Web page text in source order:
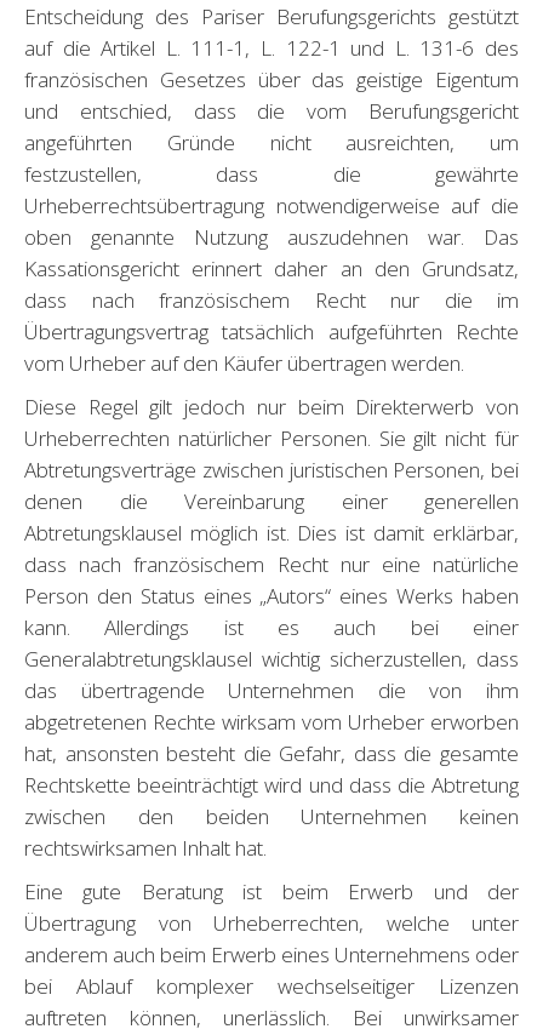
Entscheidung des Pariser Berufungsgerichts gestützt
auf die Artikel L. 111-1, L. 122-1 und L. 131-6 des
französischen Gesetzes über das geistige Eigentum
und entschied, dass die vom Berufungsgericht
angeführten Gründe nicht ausreichten, um
festzustellen, dass die gewährte
Urheberrechtsübertragung notwendigerweise auf die
oben genannte Nutzung auszudehnen war. Das
Kassationsgericht erinnert daher an den Grundsatz,
dass nach französischem Recht nur die im
Übertragungsvertrag tatsächlich aufgeführten Rechte
vom Urheber auf den Käufer übertragen werden.
Diese Regel gilt jedoch nur beim Direkterwerb von
Urheberrechten natürlicher Personen. Sie gilt nicht für
Abtretungsverträge zwischen juristischen Personen, bei
denen die Vereinbarung einer generellen
Abtretungsklausel möglich ist. Dies ist damit erklärbar,
dass nach französischem Recht nur eine natürliche
Person den Status eines „Autors“ eines Werks haben
kann. Allerdings ist es auch bei einer
Generalabtretungsklausel wichtig sicherzustellen, dass
das übertragende Unternehmen die von ihm
abgetretenen Rechte wirksam vom Urheber erworben
hat, ansonsten besteht die Gefahr, dass die gesamte
Rechtskette beeinträchtigt wird und dass die Abtretung
zwischen den beiden Unternehmen keinen
rechtswirksamen Inhalt hat.
Eine gute Beratung ist beim Erwerb und der
Übertragung von Urheberrechten, welche unter
anderem auch beim Erwerb eines Unternehmens oder
bei Ablauf komplexer wechselseitiger Lizenzen
auftreten können, unerlässlich. Bei unwirksamer